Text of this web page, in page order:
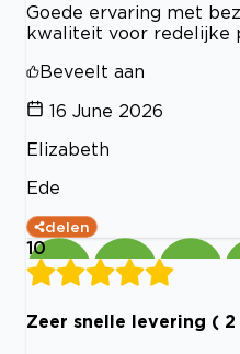
Goede ervaring met
kwaliteit voor redelijke
Beveelt aan
16 June 2026
Elizabeth
Ede
delen
10
Zeer snelle levering (